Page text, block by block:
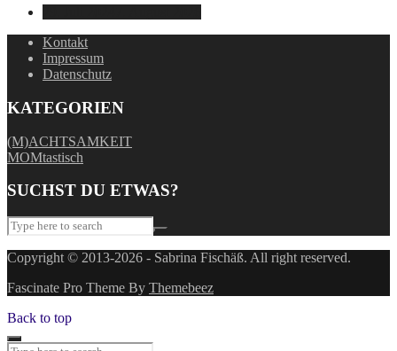
Kontakt
Impressum
Datenschutz
KATEGORIEN
(M)ACHTSAMKEIT
MOMtastisch
SUCHST DU ETWAS?
Copyright © 2013-2026 - Sabrina Fischäß. All right reserved.
Fascinate Pro Theme By Themebeez
Back to top